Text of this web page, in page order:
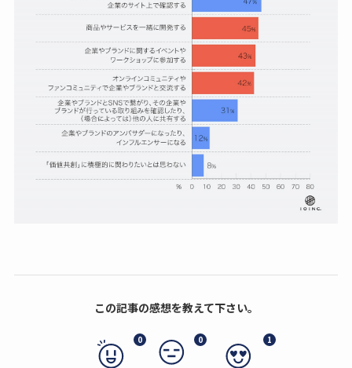
この記事の感想を教えて下さい。
0 0 1